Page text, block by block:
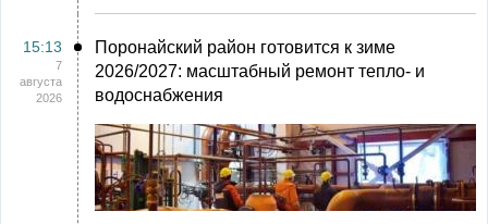
15:13
7
августа
2026
Поронайский район готовится к зиме
2026/2027: масштабный ремонт тепло- и
водоснабжения